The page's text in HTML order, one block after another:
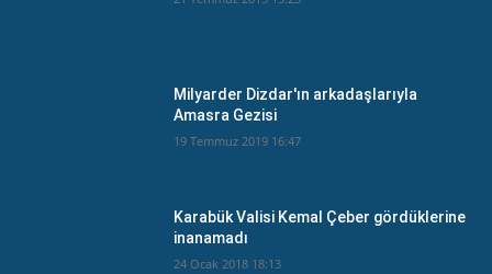
Milyarder Dizdar'ın arkadaşlarıyla
Amasra Gezisi
19 Temmuz 2019 16:47
Karabük Valisi Kemal Çeber gördüklerine
inanamadı
24 Ocak 2018 18:13